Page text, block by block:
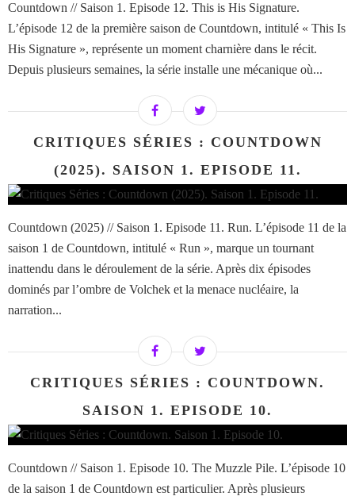
Countdown // Saison 1. Episode 12. This is His Signature.
L’épisode 12 de la première saison de Countdown, intitulé « This Is
His Signature », représente un moment charnière dans le récit.
Depuis plusieurs semaines, la série installe une mécanique où...
CRITIQUES SÉRIES : COUNTDOWN
(2025). SAISON 1. EPISODE 11.
Countdown (2025) // Saison 1. Episode 11. Run. L’épisode 11 de la
saison 1 de Countdown, intitulé « Run », marque un tournant
inattendu dans le déroulement de la série. Après dix épisodes
dominés par l’ombre de Volchek et la menace nucléaire, la
narration...
CRITIQUES SÉRIES : COUNTDOWN.
SAISON 1. EPISODE 10.
Countdown // Saison 1. Episode 10. The Muzzle Pile. L’épisode 10
de la saison 1 de Countdown est particulier. Après plusieurs